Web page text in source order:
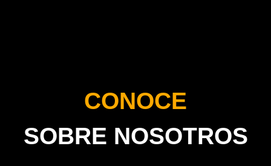
CONOCE
SOBRE NOSOTROS